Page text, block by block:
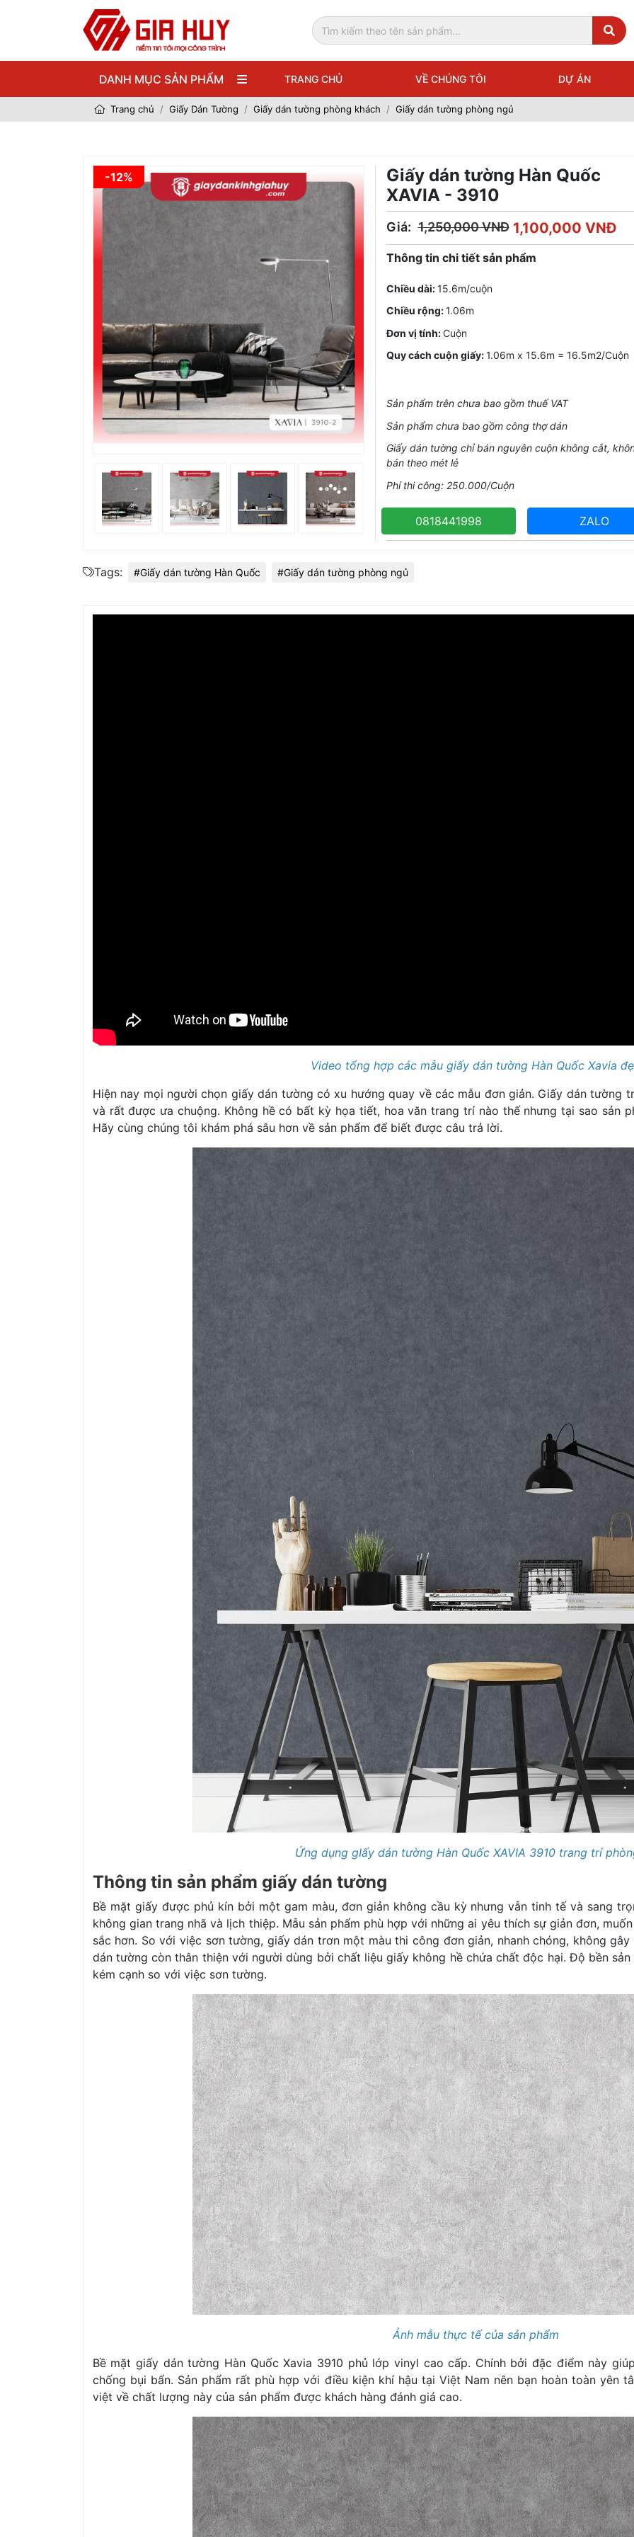
DANH MỤC SẢN PHẨM TRANG CHỦ VỀ CHÚNG TÔI DỰ ÁN
Trang chủ Giấy Dán Tường Giấy dán tường phòng khách Giấy dán tường phòng ngủ
-12%
Giấy dán tường Hàn Quốc
XAVIA - 3910
Giá: 1,250,000 VNĐ 1,100,000 VNĐ
Thông tin chi tiết sản phẩm
Chiều dài:15.6m/cuộn
Chiều rộng:1.06m
Đơn vị tính:Cuộn
Quy cách cuộn giấy:1.06m x 15.6m = 16.5m2/Cuộn
Sản phẩm trên chưa bao gồm thuế VAT
Sản phẩm chưa bao gồm công thợ dán
Giấy dán tường chỉ bán nguyên cuộn không cắt,
bán theo mét lẻ
Phí thi công: 250.000/Cuộn
0818441998 ZALO
Tags: #Giấy dán tường Hàn Quốc #Giấy dán tường phòng ngủ
Video tổng hợp các mẫu giấy dán tường Hàn Quốc Xavia
Hiện nay mọi người chọn giấy dán tường có xu hướng quay về các mẫu đơn giản. Giấy dán tường
và rất được ưa chuộng. Không hề có bất kỳ họa tiết, hoa văn trang trí nào thế nhưng tại sao sản
Hãy cùng chúng tôi khám phá sâu hơn về sản phẩm để biết được câu trả lời.
Ứng dụng gIấy dán tường Hàn Quốc XAVIA 3910 trang trí
Thông tin sản phẩm giấy dán tường
Bề mặt giấy được phủ kín bởi một gam màu, đơn giản không cầu kỳ nhưng vẫn tinh tế và sang
không gian trang nhã và lịch thiệp. Mẫu sản phẩm phù hợp với những ai yêu thích sự giản đơn,
sắc hơn. So với việc sơn tường, giấy dán trơn một màu thi công đơn giản, nhanh chóng, không
dán tường còn thân thiện với người dùng bởi chất liệu giấy không hề chứa chất độc hại. Độ bền
kém cạnh so với việc sơn tường.
Ảnh mẫu thực tế của sản phẩm
Bề mặt giấy dán tường Hàn Quốc Xavia 3910 phủ lớp vinyl cao cấp. Chính bởi đặc điểm này
chống bụi bẩn. Sản phẩm rất phù hợp với điều kiện khí hậu tại Việt Nam nên bạn hoàn toàn yên
việt về chất lượng này của sản phẩm được khách hàng đánh giá cao.